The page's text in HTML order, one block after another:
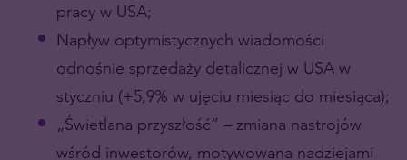
pracy w USA;
Napływ optymistycznych wiadomości
odnośnie sprzedaży detalicznej w USA w
styczniu (+5,9% w ujęciu miesiąc do miesiąca);
„Świetlana przyszłość” – zmiana nastrojów
wśród inwestorów, motywowana nadziejami